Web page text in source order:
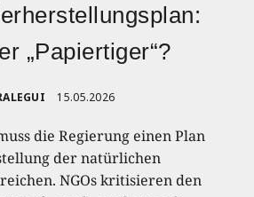
„Papiertiger“?
15.05.2026
die Regierung einen Plan
der natürlichen
NGOs kritisieren den